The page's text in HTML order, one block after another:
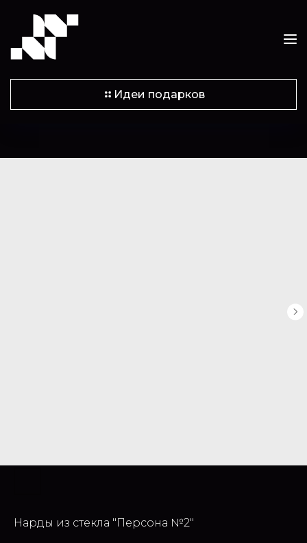
Идеи подарков
Нарды из стекла "Персона №2"